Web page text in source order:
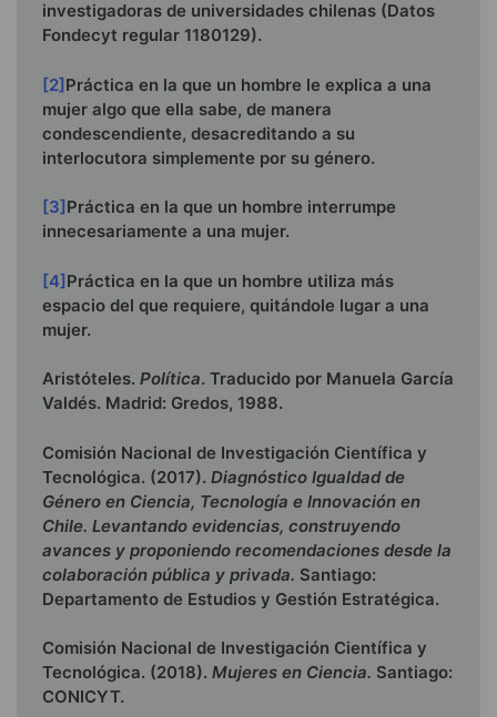
investigadoras de universidades chilenas (Datos
Fondecyt regular 1180129).
[2]Práctica en la que un hombre le explica a una
mujer algo que ella sabe, de manera
condescendiente, desacreditando a su
interlocutora simplemente por su género.
[3] Práctica en la que un hombre interrumpe
innecesariamente a una mujer.
[4]Práctica en la que un hombre utiliza más
espacio del que requiere, quitándole lugar a una
mujer.
Aristóteles. Política. Traducido por Manuela García
Valdés. Madrid: Gredos, 1988.
Comisión Nacional de Investigación Científica y
Tecnológica. (2017). Diagnóstico Igualdad de
Género en Ciencia, Tecnología e Innovación en
Chile. Levantando evidencias, construyendo
avances y proponiendo recomendaciones desde la
colaboración pública y privada. Santiago:
Departamento de Estudios y Gestión Estratégica.
Comisión Nacional de Investigación Científica y
Tecnológica. (2018). Mujeres en Ciencia. Santiago:
CONICYT.